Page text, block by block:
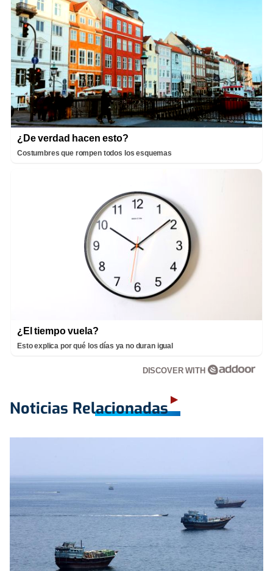
¿De verdad hacen esto?
Costumbres que rompen todos los esquemas
¿El tiempo vuela?
Esto explica por qué los días ya no duran igual
DISCOVER WITH
Noticias Relacionadas